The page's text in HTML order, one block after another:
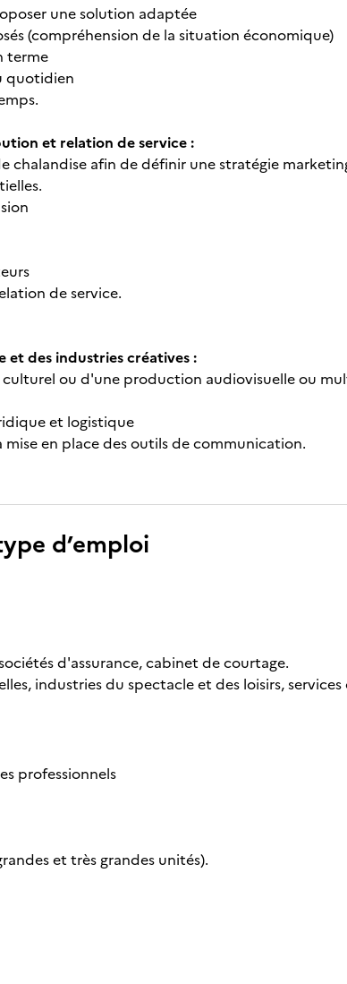
une solution adaptée
(compréhension de la situation économique)
terme
quotidien
et relation de service :
chalandise afin de définir une stratégie
de service.
et des industries créatives :
ou d'une production audiovisuelle ou
et logistique
en place des outils de communication.
d’emploi
d'assurance, cabinet de courtage.
industries du spectacle et des loisirs,
professionnels
et très grandes unités).